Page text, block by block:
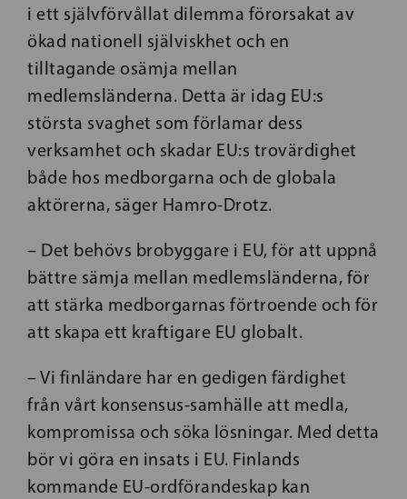
i ett självförvållat dilemma förorsakat av
ökad nationell själviskhet och en
tilltagande osämja mellan
medlemsländerna. Detta är idag EU:s
största svaghet som förlamar dess
verksamhet och skadar EU:s trovärdighet
både hos medborgarna och de globala
aktörerna, säger Hamro-Drotz.
– Det behövs brobyggare i EU, för att uppnå
bättre sämja mellan medlemsländerna, för
att stärka medborgarnas förtroende och för
att skapa ett kraftigare EU globalt.
– Vi finländare har en gedigen färdighet
från vårt konsensus-samhälle att medla,
kompromissa och söka lösningar. Med detta
bör vi göra en insats i EU. Finlands
kommande EU-ordförandeskap kan